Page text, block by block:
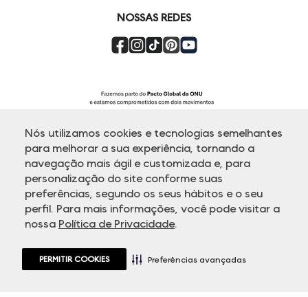
Nós utilizamos cookies e tecnologias semelhantes
para melhorar a sua experiência, tornando a
navegação mais ágil e customizada e, para
personalização do site conforme suas
preferências, segundo os seus hábitos e o seu
perfil. Para mais informações, você pode visitar a
nossa Política de Privacidade.
PERMITIR COOKIES Preferências avançadas
NOSSAS REDES
© Copyright 2000-2026 - Todos os direitos reservados. A Dudalina
promoções e disponibilidade de estoque a qualquer momento.
Em caso de dúvidas:0800 770 5510.
Horário de Atendimentodas 8h às 20h de segunda a sexta-feira e